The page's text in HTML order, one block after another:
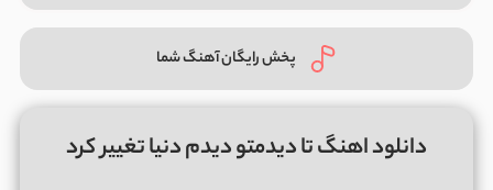
پخش رایگان آهنگ شما
دانلود اهنگ تا دیدمتو دیدم دنیا تغییر کرد